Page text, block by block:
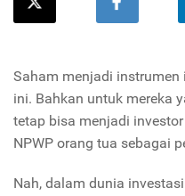
Saham menjadi
ini. Bahkan untuk mereka
tetap bisa menjadi
NPWP orang tua sebagai
Nah, dalam dunia